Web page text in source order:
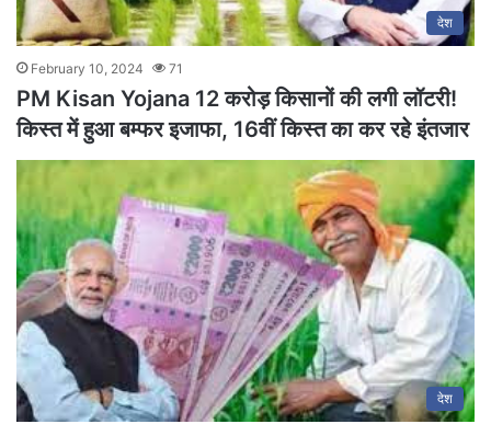
देश
February 10, 2024 71
PM Kisan Yojana 12 करोड़ किसानों की लगी लॉटरी!
किस्त में हुआ बम्फर इजाफा, 16वीं किस्त का कर रहे इंतजार
देश